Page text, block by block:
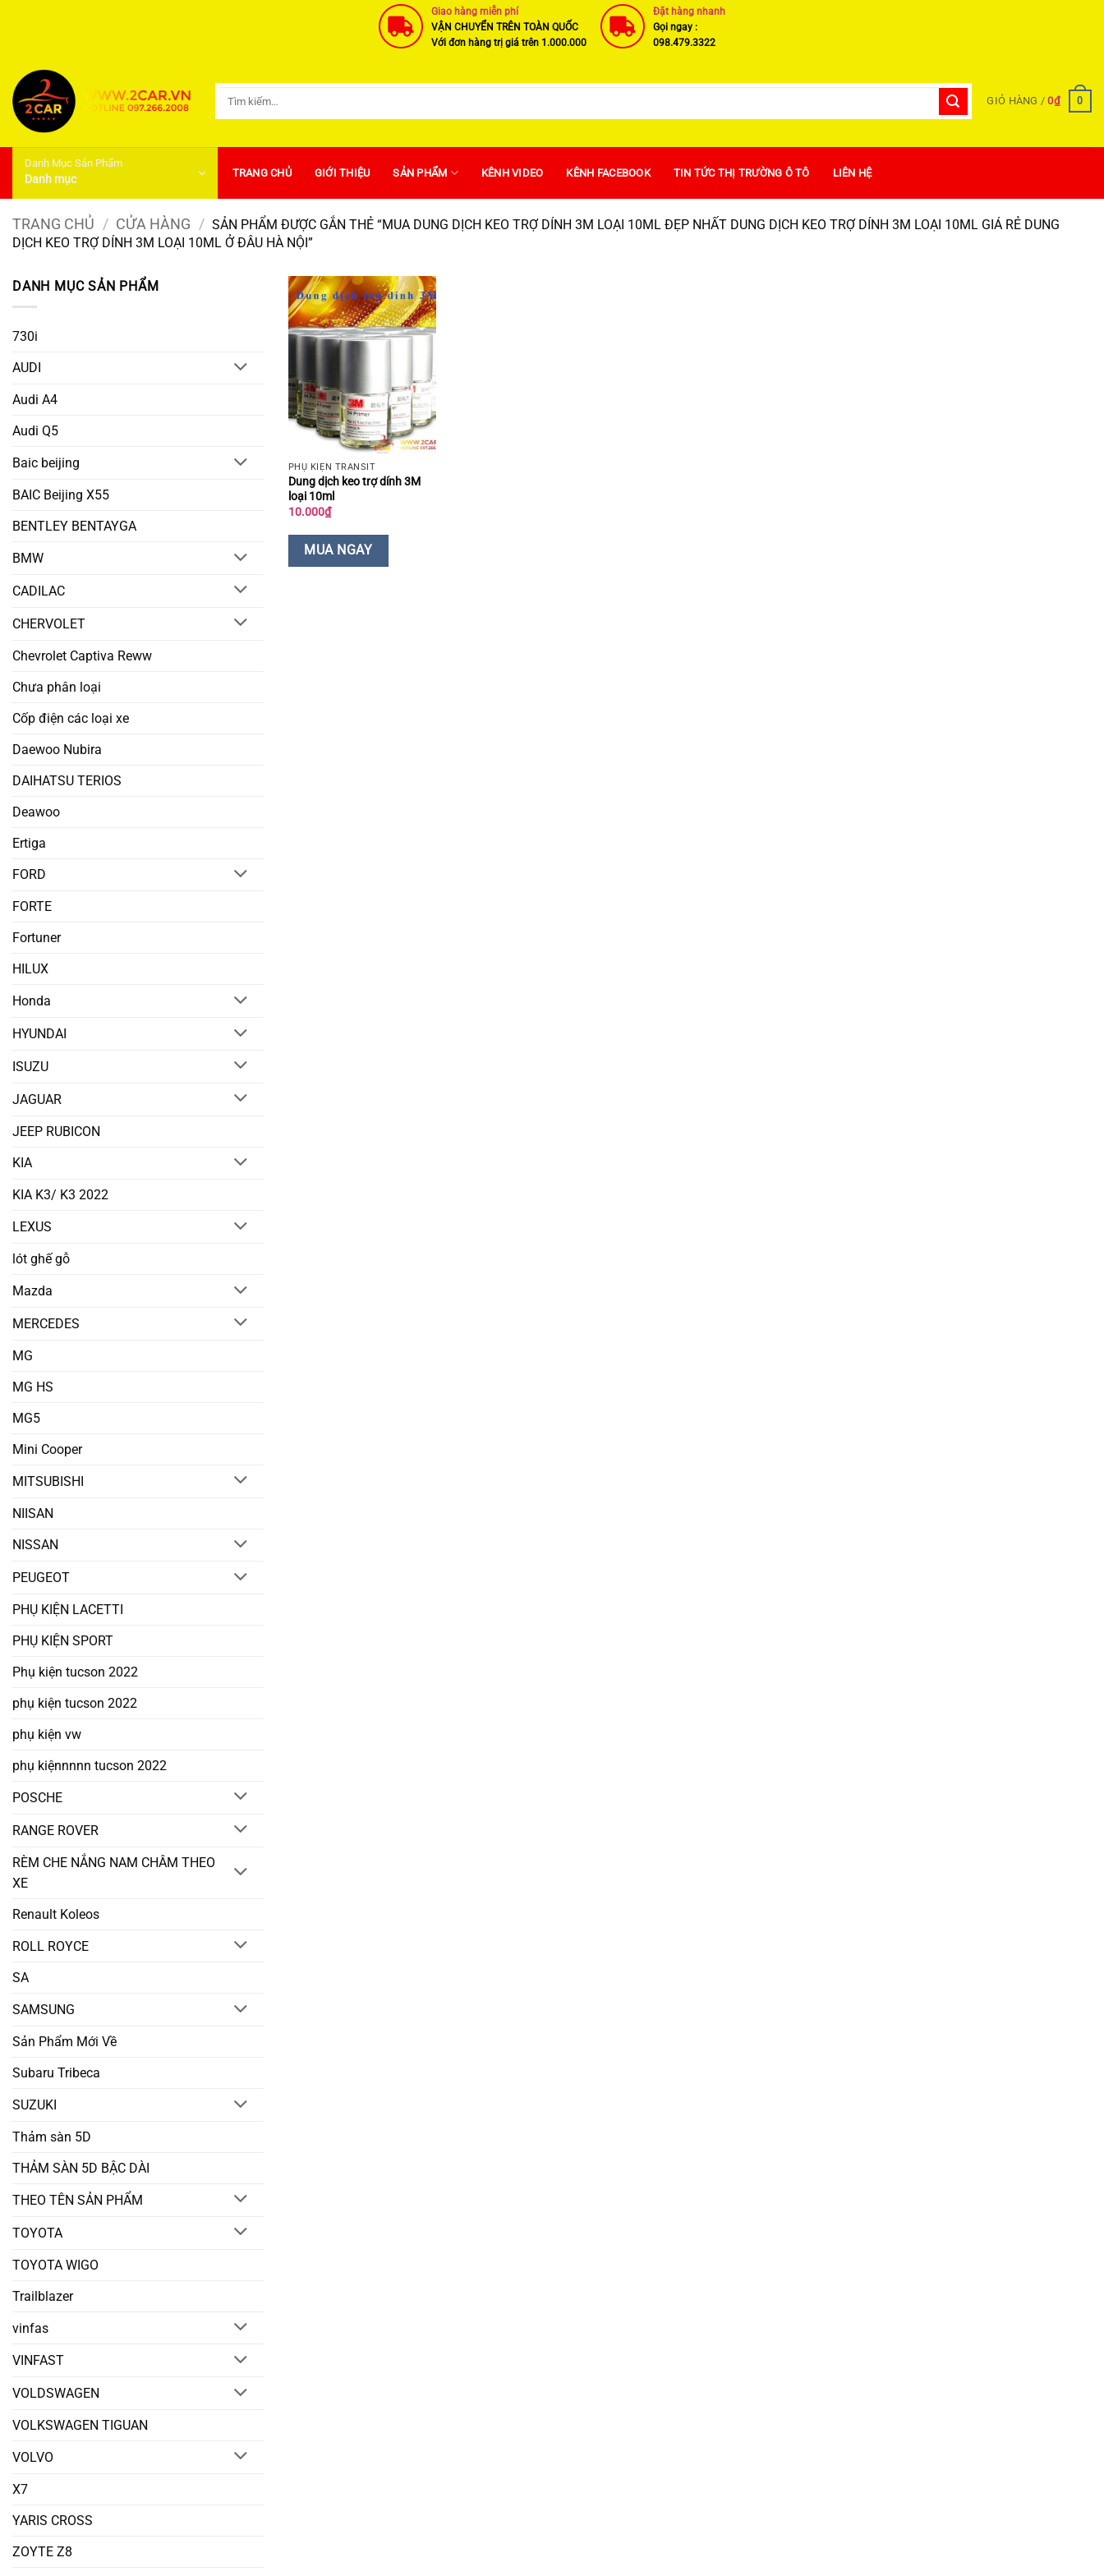
dung
Giao hàng miễn phí
VẬN CHUYỂN TRÊN TOÀN QUỐC
Với đơn hàng trị giá trên 1.000.000
Đặt hàng nhanh
Gọi ngay :
098.479.3322
GIỎ HÀNG /0₫ 0
Danh Mục Sản Phẩm
Danh mục TRANG CHỦ GIỚI THIỆU SẢN PHẨM KÊNH VIDEO KÊNH FACEBOOK TIN TỨC THỊ TRƯỜNG Ô TÔ LIÊN HỆ
TRANG CHỦ / CỬA HÀNG / SẢN PHẨM ĐƯỢC GẮN THẺ “MUA DUNG DỊCH KEO TRỢ DÍNH 3M LOẠI 10ML ĐẸP NHẤT DUNG DỊCH KEO TRỢ DÍNH 3M LOẠI 10ML GIÁ RẺ DUNG
DỊCH KEO TRỢ DÍNH 3M LOẠI 10ML Ở ĐÂU HÀ NỘI”
DANH MỤC SẢN PHẨM
730i
AUDI
Audi A4
Audi Q5
Baic beijing
BAIC Beijing X55
BENTLEY BENTAYGA
BMW
CADILAC
CHERVOLET
Chevrolet Captiva Reww
Chưa phân loại
Cốp điện các loại xe
Daewoo Nubira
DAIHATSU TERIOS
Deawoo
Ertiga
FORD
FORTE
Fortuner
HILUX
Honda
HYUNDAI
ISUZU
JAGUAR
JEEP RUBICON
KIA
KIA K3/ K3 2022
LEXUS
lót ghế gỗ
Mazda
MERCEDES
MG
MG HS
MG5
Mini Cooper
MITSUBISHI
NIISAN
NISSAN
PEUGEOT
PHỤ KIỆN LACETTI
PHỤ KIỆN SPORT
Phụ kiện tucson 2022
phụ kiện tucson 2022
phụ kiện vw
phụ kiệnnnnn tucson 2022
POSCHE
RANGE ROVER
RÈM CHE NẮNG NAM CHÂM THEO
XE
Renault Koleos
ROLL ROYCE
SA
SAMSUNG
Sản Phẩm Mới Về
Subaru Tribeca
SUZUKI
Thảm sàn 5D
THẢM SÀN 5D BẬC DÀI
THEO TÊN SẢN PHẨM
TOYOTA
TOYOTA WIGO
Trailblazer
vinfas
VINFAST
VOLDSWAGEN
VOLKSWAGEN TIGUAN
VOLVO
X7
YARIS CROSS
ZOYTE Z8
PHỤ KIỆN TRANSIT
Dung dịch keo trợ dính 3M
loại 10ml
10.000₫
MUA NGAY